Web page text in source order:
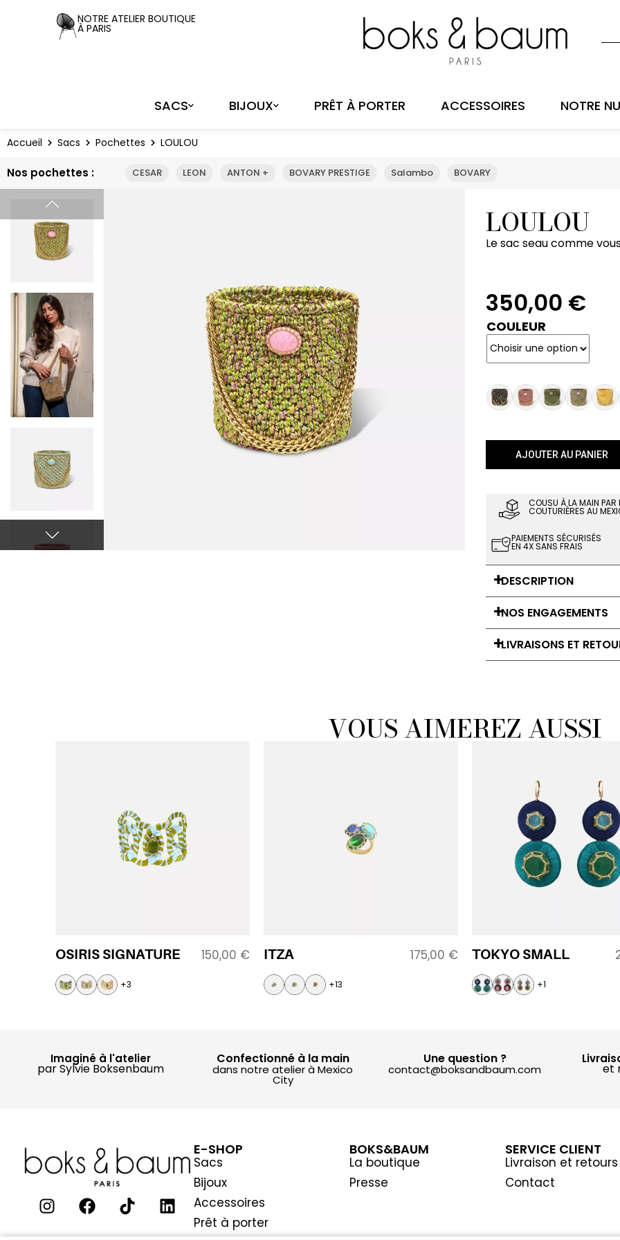
NOTRE ATELIER BOUTIQUE
À PARIS
SACS BIJOUX PRÊT À PORTER ACCESSOIRES NOTRE
Accueil Sacs Pochettes LOULOU
Nos pochettes : CESAR LEON ANTON + BOVARY PRESTIGE Salambo BOVARY
LOULOU
Le sac seau comme
350,00 €
COULEUR
AJOUTER AU PANIER
COUSU À LA MAIN PAR
COUTURIÈRES AU
PAIEMENTS SÉCURISÉS
EN 4X SANS FRAIS
DESCRIPTION
NOS ENGAGEMENTS
LIVRAISONS ET
VOUS AIMEREZ AUSSI
OSIRIS SIGNATURE 150,00 €
+3
ITZA 175,00 €
+13
TOKYO SMALL
+1
Imaginé à l'atelier
par Sylvie Boksenbaum
Confectionné à la main
dans notre atelier à Mexico
City
Une question ?
contact@boksandbaum.com et
E-SHOP
Sacs
Bijoux
Accessoires
Prêt à porter
BOKS&BAUM
La boutique
Presse
SERVICE CLIENT
Livraison et retours
Contact
Panneau de gestion des cookies